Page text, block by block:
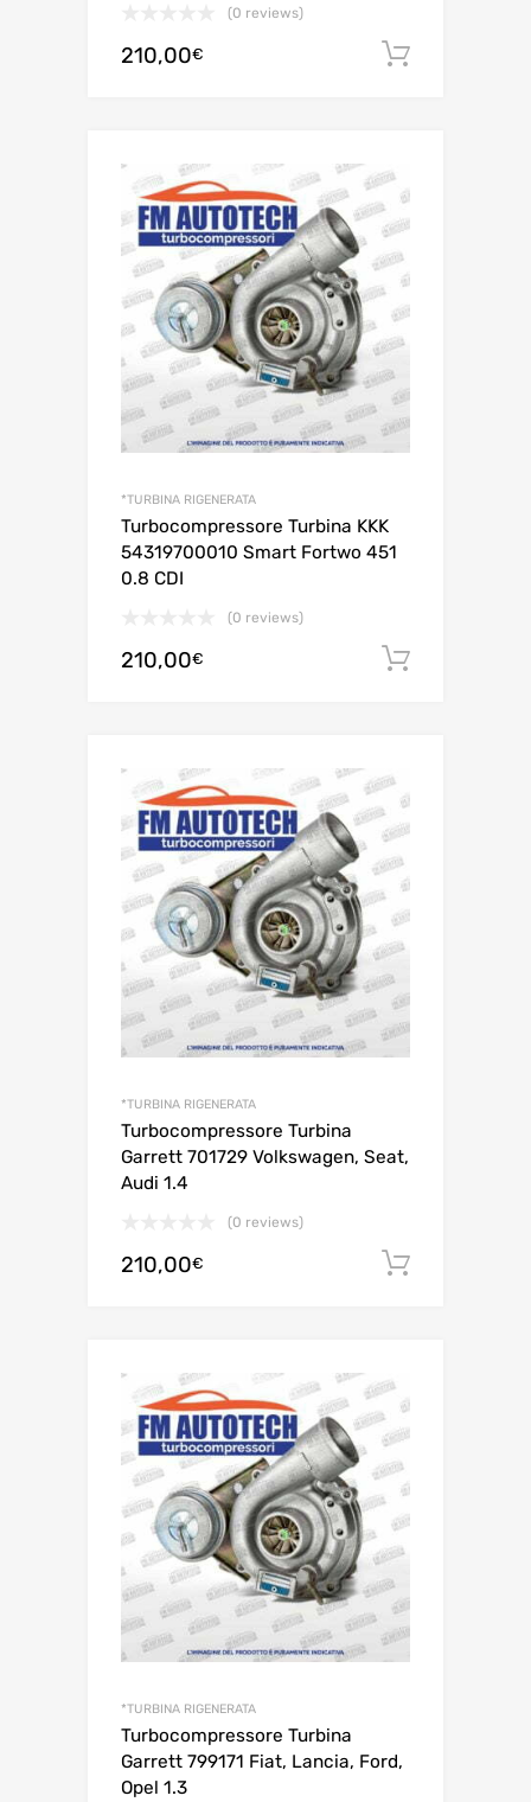
(0 reviews)
210,00€
*TURBINA RIGENERATA
Turbocompressore Turbina KKK
54319700010 Smart Fortwo 451
0.8 CDI
(0 reviews)
210,00€
*TURBINA RIGENERATA
Turbocompressore Turbina
Garrett 701729 Volkswagen, Seat,
Audi 1.4
(0 reviews)
210,00€
*TURBINA RIGENERATA
Turbocompressore Turbina
Garrett 799171 Fiat, Lancia, Ford,
Opel 1.3